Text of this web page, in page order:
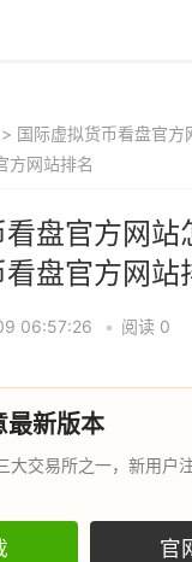
> 国际虚拟货币看盘官方
方网站排名
盘官方网站
盘官方网站
06:57:26 • 阅读 0
最新版本
大交易所之一，新用户
官